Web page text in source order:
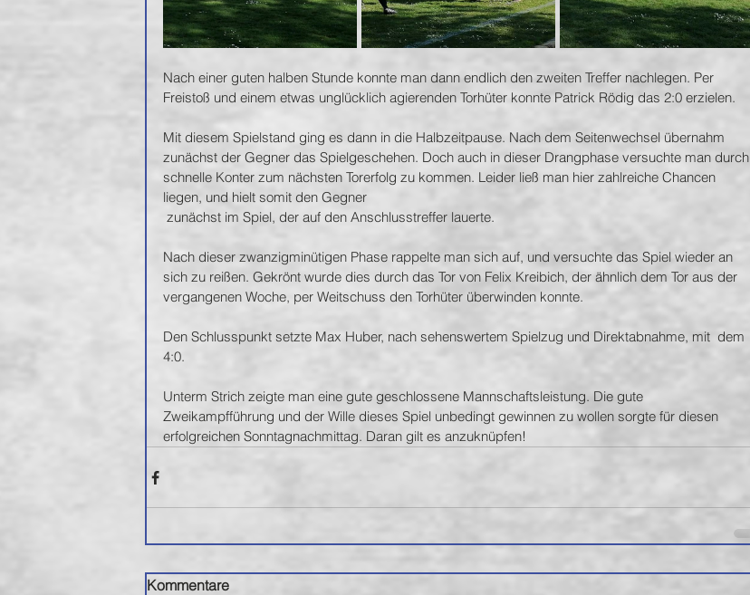
Nach einer guten halben Stunde konnte man dann endlich den zweiten Treffer nachlegen. Per
Freistoß und einem etwas unglücklich agierenden Torhüter konnte Patrick Rödig das 2:0 erzielen.
Mit diesem Spielstand ging es dann in die Halbzeitpause. Nach dem Seitenwechsel übernahm
zunächst der Gegner das Spielgeschehen. Doch auch in dieser Drangphase versuchte man durch
schnelle Konter zum nächsten Torerfolg zu kommen. Leider ließ man hier zahlreiche Chancen
liegen, und hielt somit den Gegner
zunächst im Spiel, der auf den Anschlusstreffer lauerte.
Nach dieser zwanzigminütigen Phase rappelte man sich auf, und versuchte das Spiel wieder an
sich zu reißen. Gekrönt wurde dies durch das Tor von Felix Kreibich, der ähnlich dem Tor aus der
vergangenen Woche, per Weitschuss den Torhüter überwinden konnte.
Den Schlusspunkt setzte Max Huber, nach sehenswertem Spielzug und Direktabnahme, mit  dem
4:0.
Unterm Strich zeigte man eine gute geschlossene Mannschaftsleistung. Die gute
Zweikampfführung und der Wille dieses Spiel unbedingt gewinnen zu wollen sorgte für diesen
erfolgreichen Sonntagnachmittag. Daran gilt es anzuknüpfen!
Kommentare